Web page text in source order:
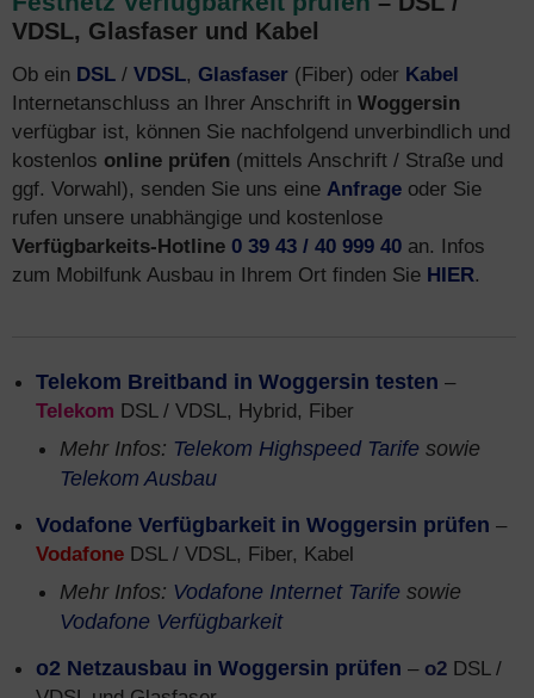
VDSL, Glasfaser und Kabel
Ob ein DSL / VDSL, Glasfaser (Fiber) oder Kabel
Internetanschluss an Ihrer Anschrift in Woggersin
verfügbar ist, können Sie nachfolgend unverbindlich und
kostenlos online prüfen (mittels Anschrift / Straße und
ggf. Vorwahl), senden Sie uns eine Anfrage oder Sie
rufen unsere unabhängige und kostenlose
Verfügbarkeits-Hotline 0 39 43 / 40 999 40 an. Infos
zum Mobilfunk Ausbau in Ihrem Ort finden Sie HIER.
Telekom Breitband in Woggersin testen –
Telekom DSL / VDSL, Hybrid, Fiber
Mehr Infos: Telekom Highspeed Tarife sowie
Telekom Ausbau
Vodafone Verfügbarkeit in Woggersin prüfen –
Vodafone DSL / VDSL, Fiber, Kabel
Mehr Infos: Vodafone Internet Tarife sowie
Vodafone Verfügbarkeit
o2 Netzausbau in Woggersin prüfen – o2 DSL /